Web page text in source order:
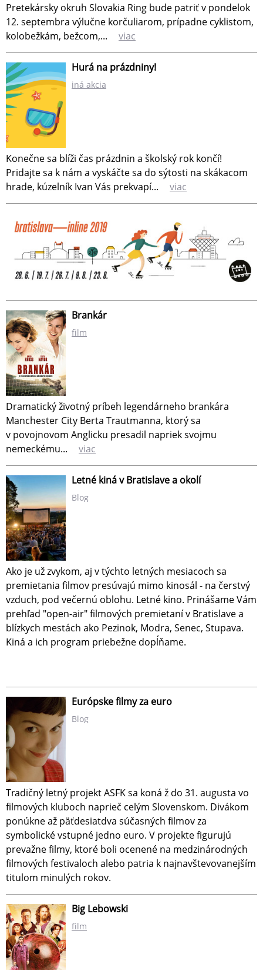
Pretekársky okruh Slovakia Ring bude patriť v pondelok
12. septembra výlučne korčuliarom, prípadne cyklistom,
kolobežkám, bežcom,...
viac
Hurá na prázdniny!
iná akcia
Konečne sa blíži čas prázdnin a školský rok končí!
Pridajte sa k nám a vyskáčte sa do sýtosti na skákacom
hrade, kúzelník Ivan Vás prekvapí...
viac
Brankár
film
Dramatický životný príbeh legendárneho brankára
Manchester City Berta Trautmanna, ktorý sa
v povojnovom Anglicku presadil napriek svojmu
nemeckému...
viac
Letné kiná v Bratislave a okolí
Blog
Ako je už zvykom, aj v týchto letných mesiacoch sa
premietania filmov presúvajú mimo kinosál - na čerstvý
vzduch, pod večernú oblohu. Letné kino. Prinášame Vám
prehľad "open-air" filmových premietaní v Bratislave a
blízkych mestách ako Pezinok, Modra, Senec, Stupava.
Kiná a ich program priebežne dopĺňame.
Európske filmy za euro
Blog
Tradičný letný projekt ASFK sa koná ž do 31. augusta vo
filmových kluboch naprieč celým Slovenskom. Divákom
ponúkne až päťdesiatdva súčasných filmov za
symbolické vstupné jedno euro. V projekte figurujú
prevažne filmy, ktoré boli ocenené na medzinárodných
filmových festivaloch alebo patria k najnavštevovanejším
titulom minulých rokov.
Big Lebowski
film